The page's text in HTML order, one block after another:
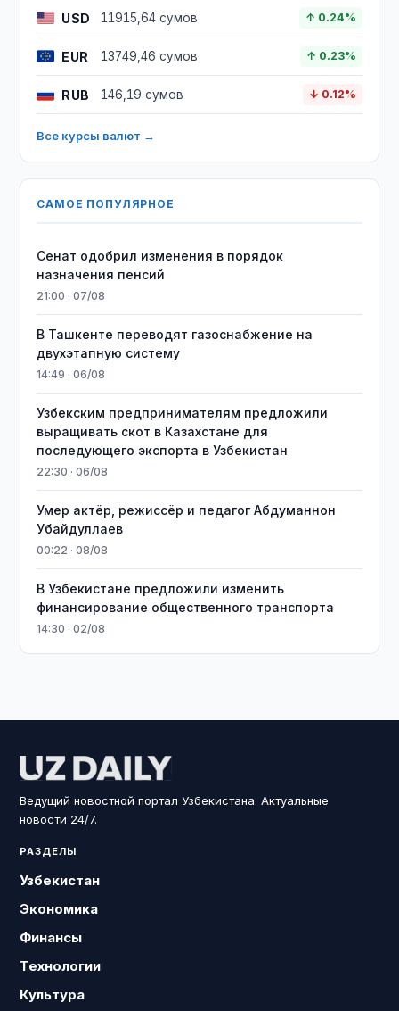
USD 11915,64 сумов ↑ 0.24%
EUR 13749,46 сумов ↑ 0.23%
RUB 146,19 сумов ↓ 0.12%
Все курсы валют →
САМОЕ ПОПУЛЯРНОЕ
Сенат одобрил изменения в порядок
назначения пенсий
21:00 · 07/08
В Ташкенте переводят газоснабжение на
двухэтапную систему
14:49 · 06/08
Узбекским предпринимателям предложили
выращивать скот в Казахстане для
последующего экспорта в Узбекистан
22:30 · 06/08
Умер актёр, режиссёр и педагог Абдуманнон
Убайдуллаев
00:22 · 08/08
В Узбекистане предложили изменить
финансирование общественного транспорта
14:30 · 02/08
Ведущий новостной портал Узбекистана. Актуальные
новости 24/7.
РАЗДЕЛЫ
Узбекистан
Экономика
Финансы
Технологии
Культура